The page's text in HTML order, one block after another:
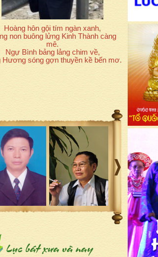
Hoàng hôn gội tím ngàn xanh,
non buông lửng Kinh Thành càng
mê.
Ngự Bình bảng lảng chim về,
Hương sóng gợn thuyền kề bến mơ.